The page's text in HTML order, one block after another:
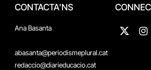
CONTACTA'NS
Ana Basanta
abasanta@periodismeplural.cat
redaccio@diarieducacio.cat
X